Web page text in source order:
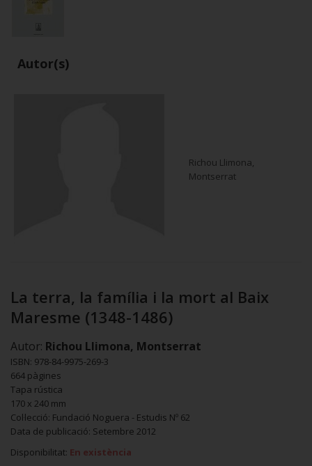
Autor(s)
Richou Llimona,
Montserrat
La terra, la família i la mort al Baix
Maresme (1348-1486)
Autor: Richou Llimona, Montserrat
ISBN: 978-84-9975-269-3
664 pàgines
Tapa rústica
170 x 240 mm
Col·lecció: Fundació Noguera - Estudis Nº 62
Data de publicació: Setembre 2012
Disponibilitat: En existència